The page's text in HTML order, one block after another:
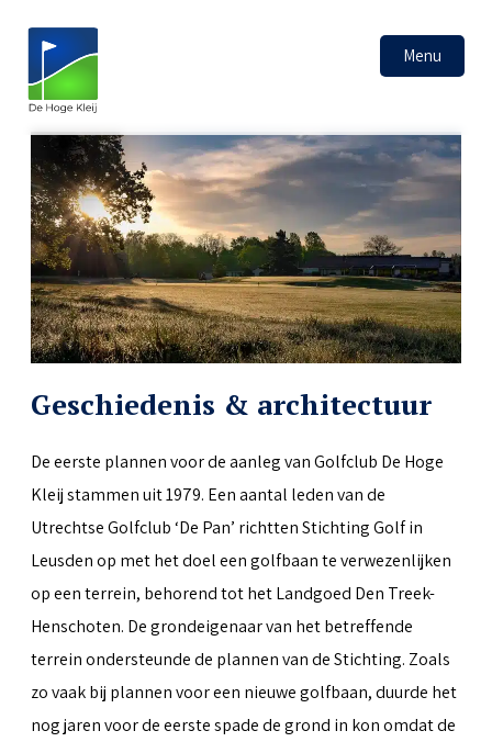
Menu
Geschiedenis & architectuur
De eerste plannen voor de aanleg van Golfclub De Hoge
Kleij stammen uit 1979. Een aantal leden van de
Utrechtse Golfclub ‘De Pan’ richtten Stichting Golf in
Leusden op met het doel een golfbaan te verwezenlijken
op een terrein, behorend tot het Landgoed Den Treek-
Henschoten. De grondeigenaar van het betreffende
terrein ondersteunde de plannen van de Stichting. Zoals
zo vaak bij plannen voor een nieuwe golfbaan, duurde het
nog jaren voor de eerste spade de grond in kon omdat de